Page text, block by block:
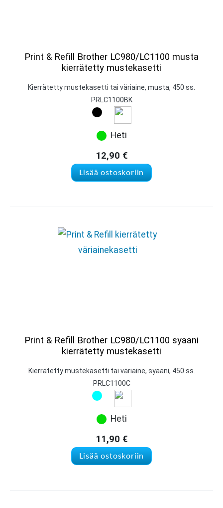
Print & Refill Brother LC980/LC1100 musta
kierrätetty mustekasetti
Kierrätetty mustekasetti tai väriaine, musta, 450 ss.
PRLC1100BK
Heti
12,90 €
Lisää ostoskoriin
Print & Refill Brother LC980/LC1100 syaani
kierrätetty mustekasetti
Kierrätetty mustekasetti tai väriaine, syaani, 450 ss.
PRLC1100C
Heti
11,90 €
Lisää ostoskoriin